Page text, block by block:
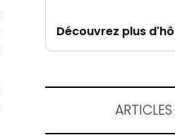
Découvrez plus